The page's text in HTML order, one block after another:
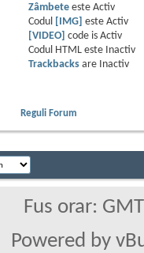
Zâmbeteeste Activ
Codul
[IMG] este Activ
[VIDEO] code is Activ
Codul HTML este
Inactiv
Trackbacksare
Inactiv
Reguli Forum
Fus orar:
Powered by